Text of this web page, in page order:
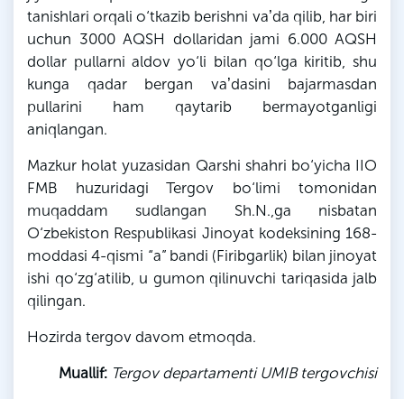
tanishlari orqali o‘tkazib berishni vaʼda qilib, har biri
uchun 3000 AQSH dollaridan jami 6.000 AQSH
dollar pullarni aldov yo‘li bilan qo‘lga kiritib, shu
kunga qadar bergan vaʼdasini bajarmasdan
pullarini ham qaytarib bermayotganligi
aniqlangan.
Mazkur holat yuzasidan Qarshi shahri bo‘yicha IIO
FMB huzuridagi Tergov bo‘limi tomonidan
muqaddam sudlangan Sh.N.,ga nisbatan
O‘zbekiston Respublikasi Jinoyat kodeksining 168-
moddasi 4-qismi “a” bandi (Firibgarlik) bilan jinoyat
ishi qo‘zg‘atilib, u gumon qilinuvchi tariqasida jalb
qilingan.
Hozirda tergov davom etmoqda.
Muallif: Tergov departamenti UMIBtergovchisi